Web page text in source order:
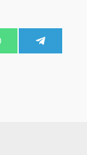
Share
on
WhatsApp
on